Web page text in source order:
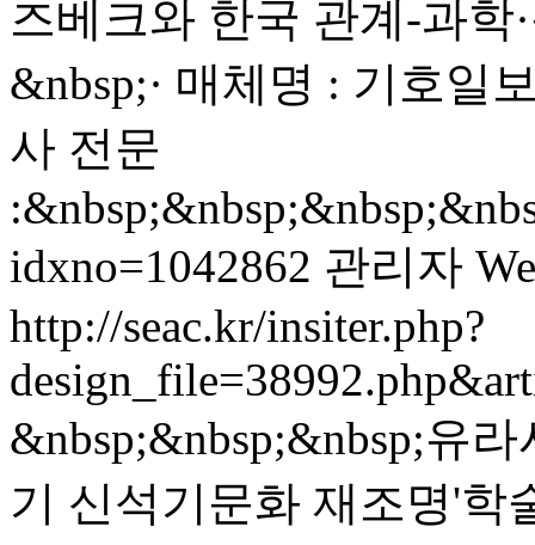
즈베크와 한국 관계-과학
&nbsp;· 매체명 : 기호일
사 전문
idxno=1042862 관리자
http://seac.kr/insiter.php?
&nbsp;&nbsp;&nbsp;유
기 신석기문화 재조명'학